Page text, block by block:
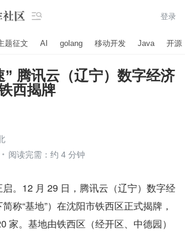
 登录
题征文 AI golang 移动开发 Java 开源
” 腾讯云（辽宁）数字经济
西揭牌
阅读完需：约 4 分钟
。12 月 29 日，腾讯云（辽宁）数字经
称“基地”）在沈阳市铁西区正式揭牌，
家。基地由铁西区（经开区、中德园）